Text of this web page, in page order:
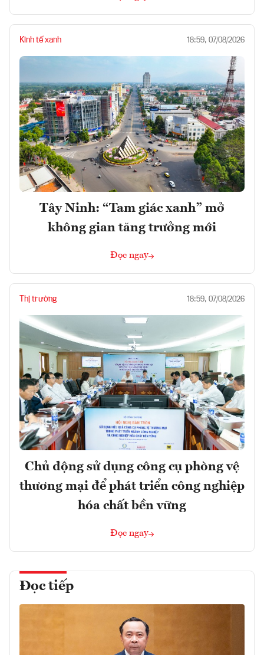
Kinh tế xanh 18:59, 07/08/2026
Tây Ninh: “Tam giác xanh” mở
không gian tăng trưởng mới
Đọc ngay
Thị trường 18:59, 07/08/2026
Chủ động sử dụng công cụ phòng vệ
thương mại để phát triển công nghiệp
hóa chất bền vững
Đọc ngay
Đọc tiếp